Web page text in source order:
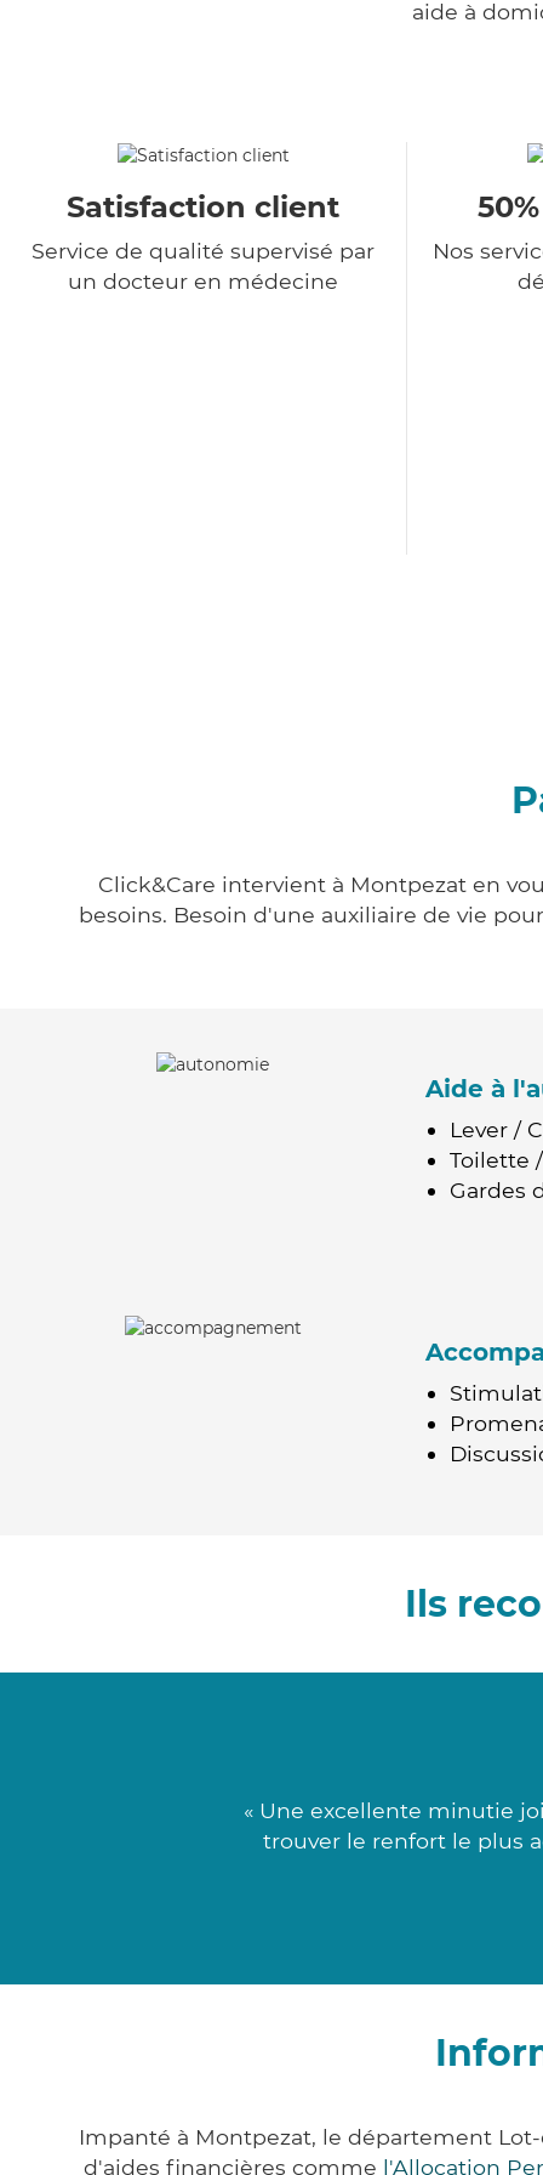
aide à
Satisfaction client
Service de qualité supervisé par
un docteur en médecine
Nos
Click&Care intervient à Montpezat en
besoins. Besoin d'une auxiliaire de vie
Aide à
Lever /
Toilette
Gardes
Ils
« Une excellente minutie
trouver le renfort le plus
Impanté à Montpezat, le département
d'aides financières comme l'Allocation